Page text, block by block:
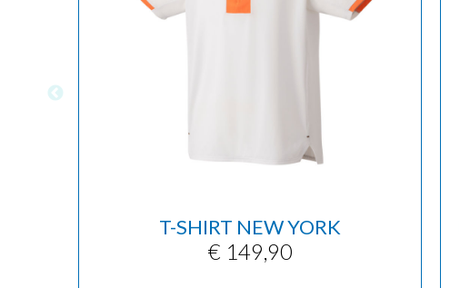
T-SHIRT NEW YORK
€ 149,90